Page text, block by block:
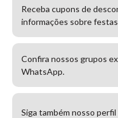
Receba cupons de
informações sobre
Confira nossos grupos
WhatsApp.
Siga também nosso